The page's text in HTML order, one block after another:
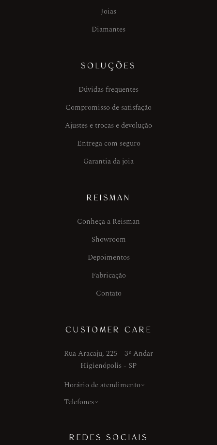
Joias
Diamantes
SOLUÇÕES
Dúvidas frequentes
Compromisso de satisfação
Ajustes e trocas e devolução
Entrega com seguro
Garantia da joia
REISMAN
Conheça a Reisman
Showroom
Depoimentos
Fabricação
Contato
CUSTOMER CARE
Rua Aracaju, 225 - 3º Andar
Higienópolis - SP
Horário de atendimento
Telefones
REDES SOCIAIS